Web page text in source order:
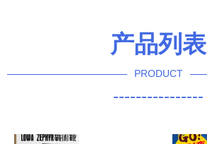
产品列表
PRODUCT
----------------